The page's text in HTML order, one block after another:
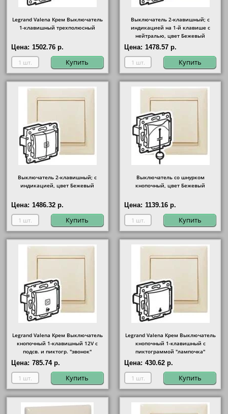
Legrand Valena Крем Выключатель
1-клавишный трехполюсный
Цена: 1502.76 р.
Купить
Выключатель 2-клавишный; с
индикацией на 1-й клавише с
нейтралью, цвет Бежевый
Цена: 1478.57 р.
Купить
Выключатель 2-клавишный; с
индикацией, цвет Бежевый
Цена: 1486.32 р.
Купить
Выключатель со шнурком
кнопочный, цвет Бежевый
Цена: 1139.16 р.
Купить
Legrand Valena Крем Выключатель
кнопочный 1-клавишный 12V с
подсв. и пиктогр. "звонок"
Цена: 785.74 р.
Купить
Legrand Valena Крем Выключатель
кнопочный 1-клавишный с
пиктограммой "лампочка"
Цена: 430.62 р.
Купить